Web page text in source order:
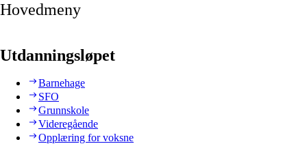
Hovedmeny
Utdanningsløpet
Barnehage
SFO
Grunnskole
Videregående
Opplæring for voksne